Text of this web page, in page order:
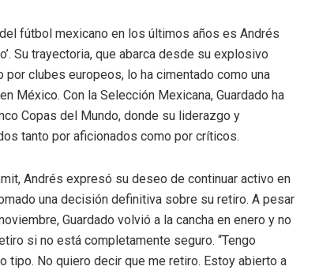
fútbol mexicano en los últimos años es Andrés
Su trayectoria, que abarca desde su explosivo
clubes europeos, lo ha cimentado como una
México. Con la Selección Mexicana, Guardado ha
Copas del Mundo, donde su liderazgo y
tanto por aficionados como por críticos.
Andrés expresó su deseo de continuar activo en
una decisión definitiva sobre su retiro. A pesar
Guardado volvió a la cancha en enero y no
si no está completamente seguro. “Tengo
tipo. No quiero decir que me retiro. Estoy abierto a